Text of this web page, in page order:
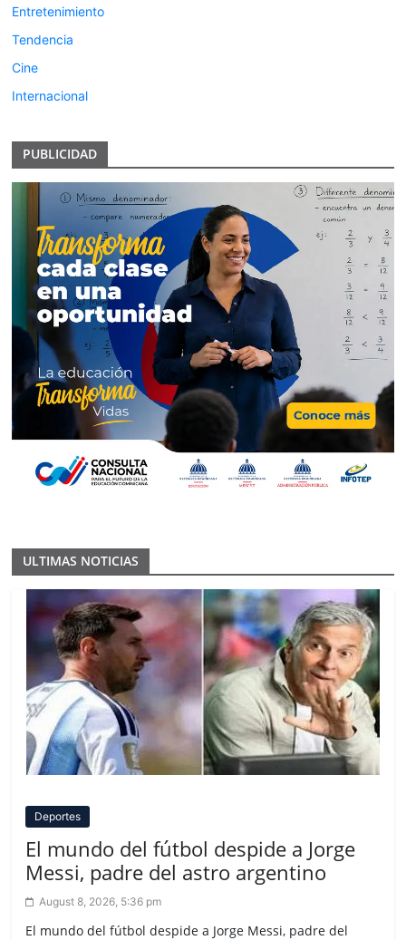
Entretenimiento
Tendencia
Cine
Internacional
PUBLICIDAD
ULTIMAS NOTICIAS
Deportes
El mundo del fútbol despide a Jorge
Messi, padre del astro argentino
August 8, 2026, 5:36 pm
El mundo del fútbol despide a Jorge Messi, padre del